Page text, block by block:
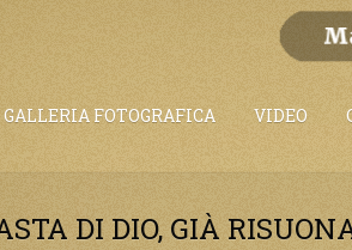
GALLERIA FOTOGRAFICA VIDEO
DI DIO, GIÀ